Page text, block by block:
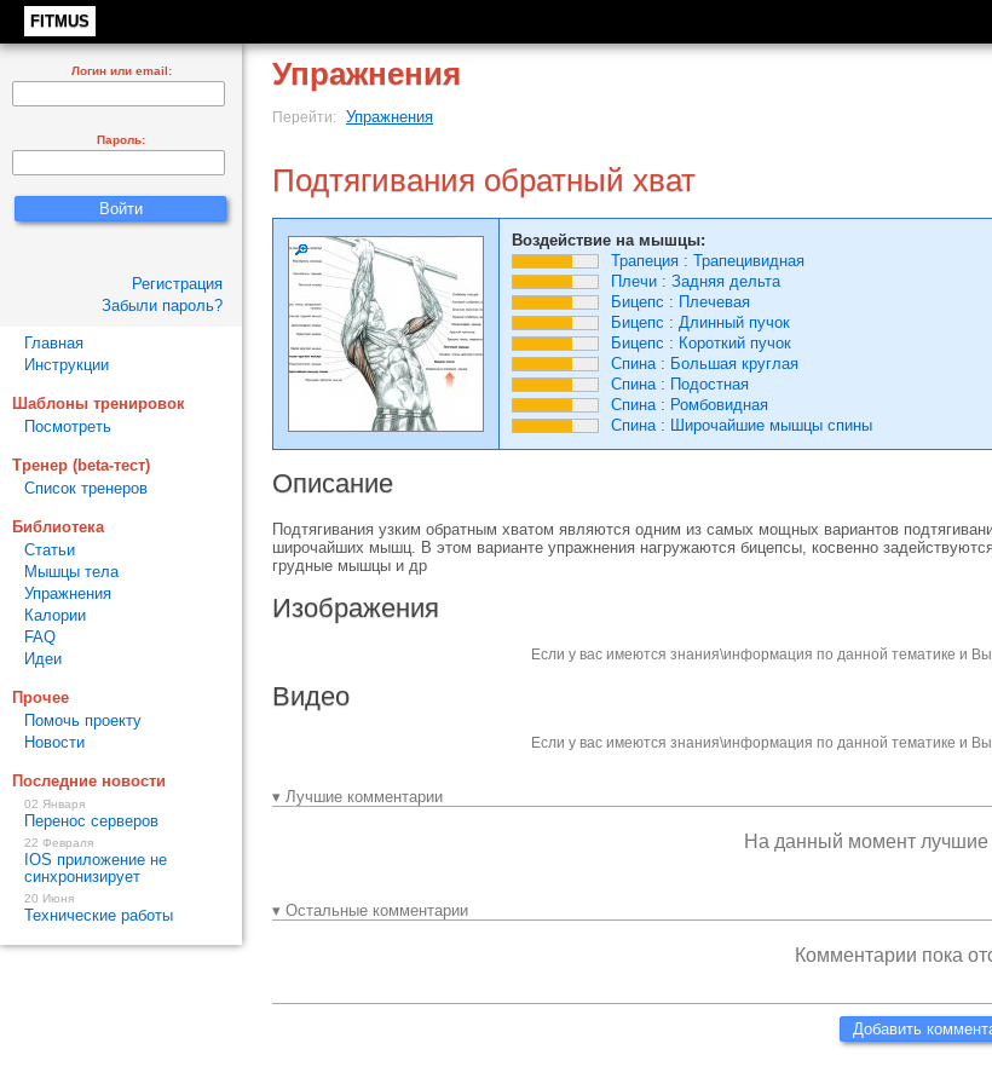
FITMUS
Упражнения
Перейти: Упражнения
Подтягивания обратный хват
Воздействие на мышцы:
Трапеция : Трапецивидная
Плечи : Задняя дельта
Бицепс : Плечевая
Бицепс : Длинный пучок
Бицепс : Короткий пучок
Спина: Большая круглая
Спина: Подостная
Спина: Ромбовидная
Спина: Широчайшие мышцы спины
Описание
Подтягивания узким обратным хватом являются одним из самых мощных вариантов
широчайших мышц. В этом варианте упражнения нагружаются бицепсы, косвенно
грудные мышцы и др
Изображения
Если у вас имеются знания\информация по данной тематике и Вы
Видео
Если у вас имеются знания\информация по данной тематике и Вы
▾ Лучшие комментарии
На данный момент лучшие
▾ Остальные комментарии
Комментарии пока
Добавить
Логин или email:
Пароль:
Регистрация
Забыли пароль?
Главная
Инструкции
Шаблоны тренировок
Посмотреть
Тренер (beta-тест)
Список тренеров
Библиотека
Статьи
Мышцы тела
Упражнения
Калории
FAQ
Идеи
Прочее
Помочь проекту
Новости
Последние новости
02 Января
Перенос серверов
22 Февраля
IOS приложение не
синхронизирует
20 Июня
Технические работы